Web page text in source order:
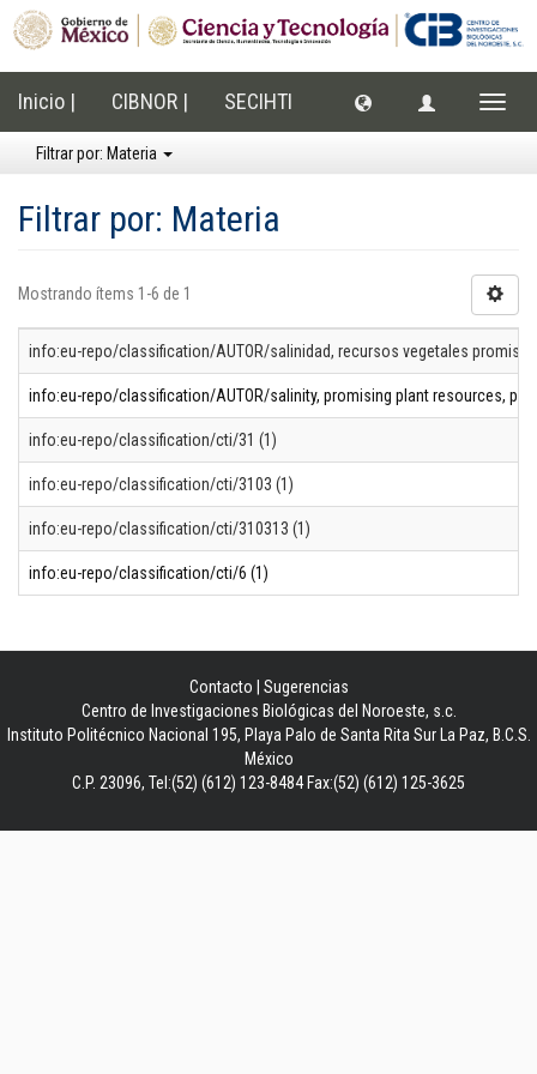
Inicio | CIBNOR | SECIHTI
Filtrar por: Materia
Filtrar por: Materia
Mostrando ítems 1-6 de 1
info:eu-repo/classification/AUTOR/salinidad, recursos vegetales
info:eu-repo/classification/AUTOR/salinity, promising plant resources,
info:eu-repo/classification/cti/31 (1)
info:eu-repo/classification/cti/3103 (1)
info:eu-repo/classification/cti/310313 (1)
info:eu-repo/classification/cti/6 (1)
Contacto
Sugerencias
Centro de Investigaciones Biológicas del Noroeste, s.c.
Instituto Politécnico Nacional 195, Playa Palo de Santa Rita Sur La Paz, B.C.S.
México
C.P. 23096, Tel:(52) (612) 123-8484 Fax:(52) (612) 125-3625